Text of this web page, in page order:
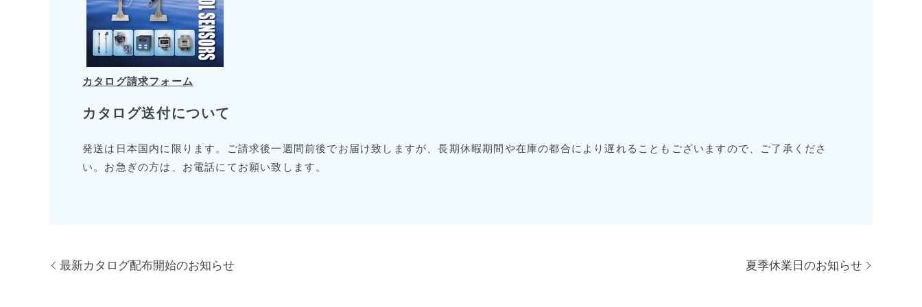
カタログ請求フォーム
カタログ送付について
発送は日本国内に限ります。ご請求後一週間前後でお届け致しますが、長期休暇期間や在庫の都合により遅れることもございますので、ご了承くださ
い。お急ぎの方は、お電話にてお願い致します。
最新カタログ配布開始のお知らせ 夏季休業日のお知らせ